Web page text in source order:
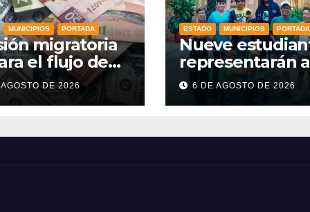
MUNICIPIOS PORTADA
migratoria
el flujo de
hacia
de
DE 2026
ESTADO MUNICIPIOS PORTADA
Nueve
representarán a
Guanajuato en la
Olimpiada
6 DE AGOSTO DE 2026